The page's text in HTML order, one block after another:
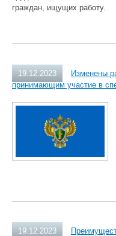
граждан, ищущих работу.
19.12.2023
Изменены
принимающим участие в
19.12.2023